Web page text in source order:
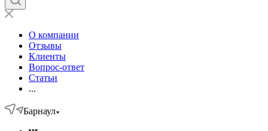
О компании
Отзывы
Клиенты
Вопрос-ответ
Статьи
...
Барнаул